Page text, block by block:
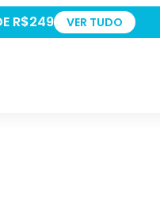
OFF PAGANDO NO PIX